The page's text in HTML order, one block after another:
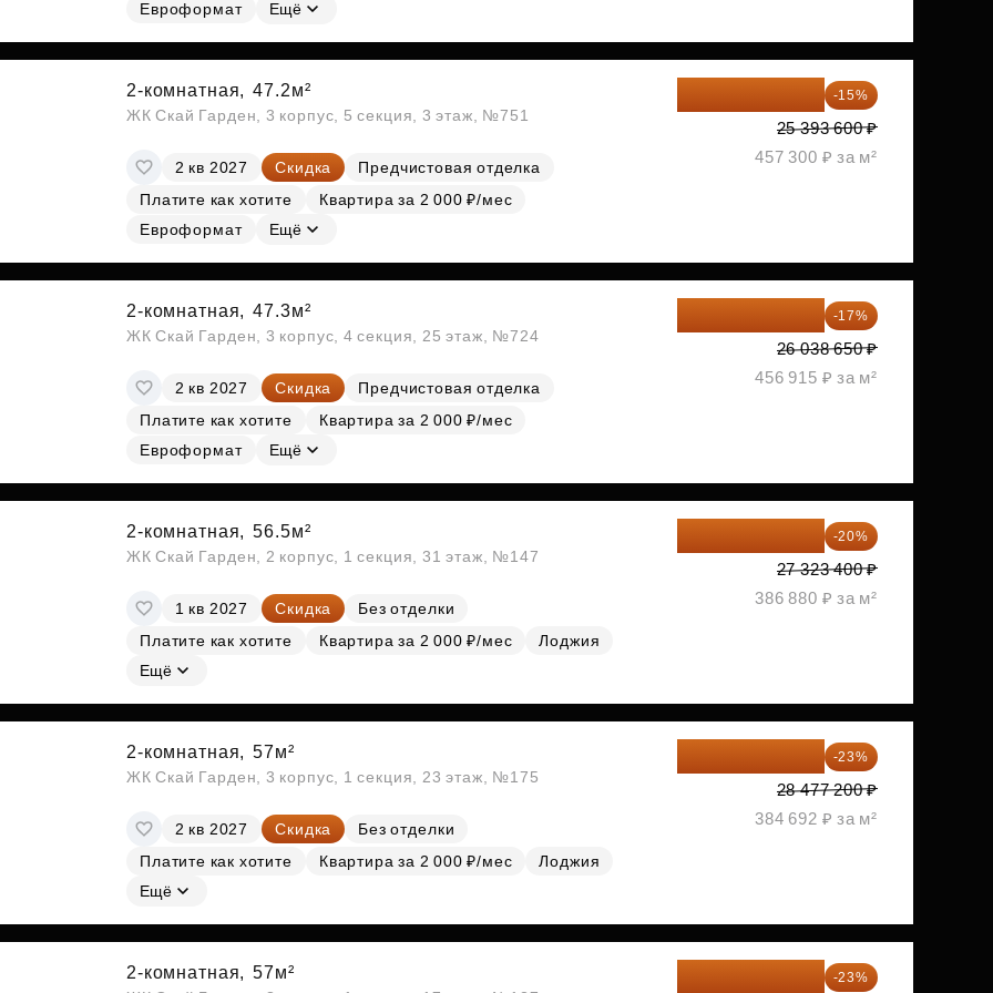
СубсидииЕвроформат
Ещё
2-комнатная, 47.2м²
ЖК Скай Гарден, 3 корпус, 5 секция, 3 этаж, №751
2 кв 2027 Скидка
Предчистовая отделка
Платите как хотите
Квартира за 2 000 ₽/мес
Евроформат
Ещё
-15%
25 393 600 ₽
457 300 ₽ за м²
2-комнатная, 47.3м²
ЖК Скай Гарден, 3 корпус, 4 секция, 25 этаж, №724
2 кв 2027 Скидка
Предчистовая отделка
Платите как хотите
Квартира за 2 000 ₽/мес
Евроформат
Ещё
-17%
26 038 650 ₽
456 915 ₽ за м²
2-комнатная, 56.5м²
ЖК Скай Гарден, 2 корпус, 1 секция, 31 этаж, №147
1 кв 2027 Скидка
Без отделки
Платите как хотите
Квартира за 2 000 ₽/мес
Лоджия
Ещё
-20%
27 323 400 ₽
386 880 ₽ за м²
2-комнатная, 57м²
ЖК Скай Гарден, 3 корпус, 1 секция, 23 этаж, №175
2 кв 2027 Скидка
Без отделки
Платите как хотите
Квартира за 2 000 ₽/мес
Лоджия
Ещё
-23%
28 477 200 ₽
384 692 ₽ за м²
2-комнатная, 57м² -23%